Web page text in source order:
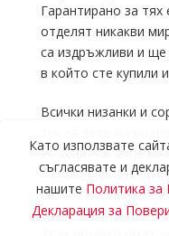
Като използвате
съгласявате и
нашите Политика за
Декларация за
Гарантирано за тях
отделят никакви
са издръжливи и ще
в който сте купили
Всички низанки и
за деца. Така ще
и спокойно ще го
си.